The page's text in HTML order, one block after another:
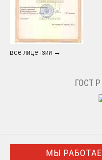
все лицензии →
ГОСТ
МЫ